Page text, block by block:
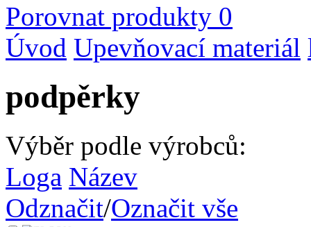
Porovnat produkty 0
Úvod Upevňovací materiál
podpěrky
Výběr podle výrobců:
Loga Název
Odznačit/Označit vše